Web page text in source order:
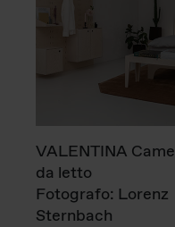
VALENTINA
da letto
Fotografo: Lorenz
Sternbach